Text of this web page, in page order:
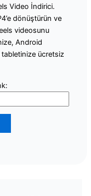
Video İndirici.
dönüştürün ve
videosunu
Android
tabletinize ücretsiz